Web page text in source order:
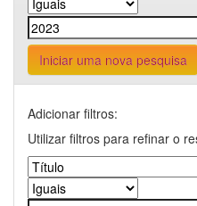
Iniciar uma nova pesquisa
Adicionar filtros:
Utilizar filtros para refinar o